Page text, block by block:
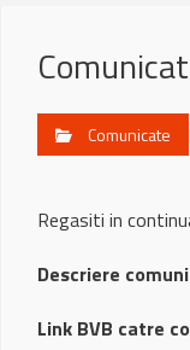
Comunicate
Regasiti in
Descriere
Link BVB catre